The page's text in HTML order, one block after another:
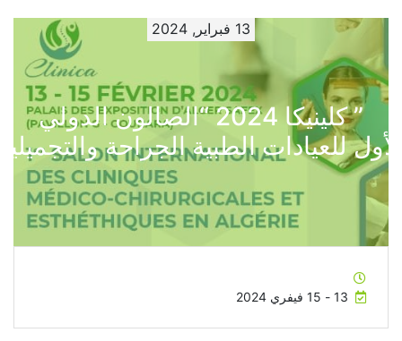
13 فبراير, 2024
” كلينيكا 2024 “الصالون الدولي
للعيادات الطبية الجراحة